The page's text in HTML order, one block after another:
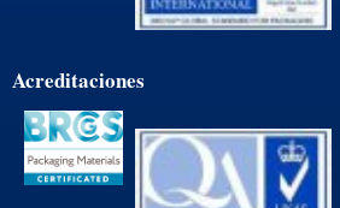
Acreditaciones